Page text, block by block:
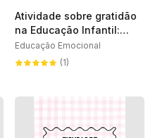
Atividade sobre gratidão
na Educação Infantil:
cultivando emoções
positivas
Educação Emocional
(1)